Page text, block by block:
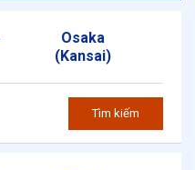
Osaka
(Kansai)
Tìm kiếm